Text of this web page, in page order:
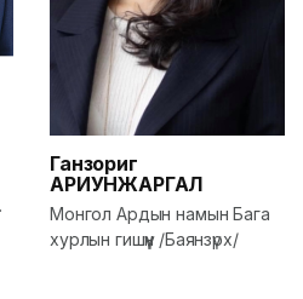
Ганзориг
АРИУНЖАРГАЛ
Монгол Ардын намын Бага
хурлын гишүүн /Баянзүрх/